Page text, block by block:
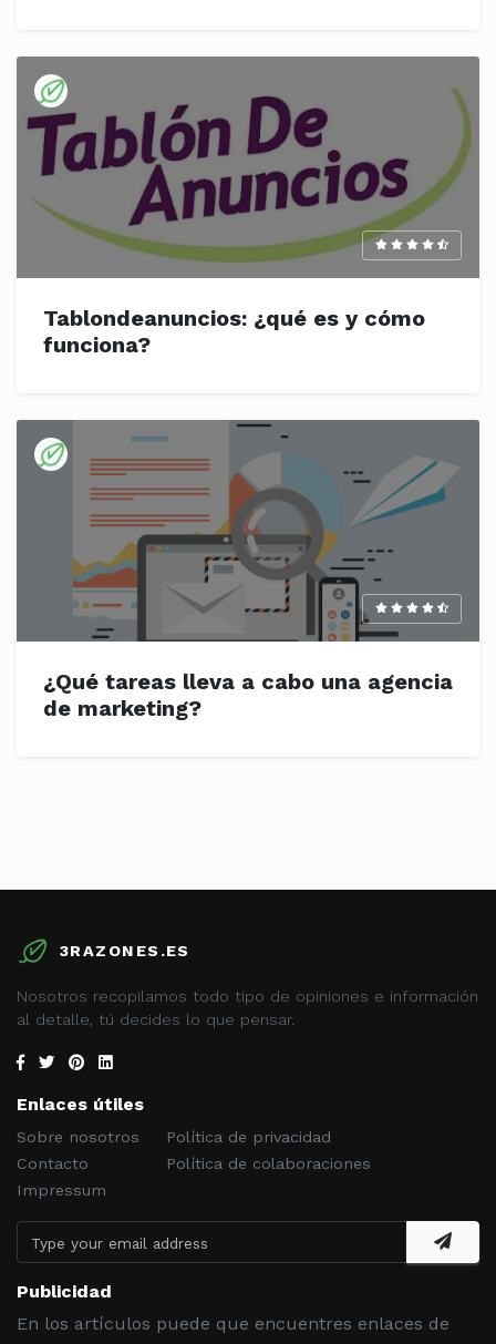
Tablondeanuncios: ¿qué es y cómo
funciona?
¿Qué tareas lleva a cabo una agencia
de marketing?
3RAZONES.ES
Nosotros recopilamos todo tipo de opiniones e información
al detalle, tú decides lo que pensar.
Enlaces útiles
Sobre nosotros
Contacto
Impressum
Política de privacidad
Política de colaboraciones
Publicidad
En los artículos puede que encuentres enlaces de